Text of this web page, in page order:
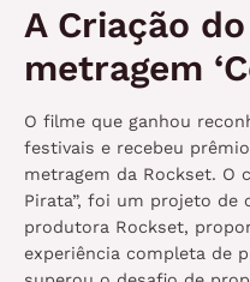
A Criação
metragem
O filme que ganhou
festivais e recebeu
metragem da Rockset. O
Pirata”, foi um projeto de
produtora Rockset,
experiência completa de